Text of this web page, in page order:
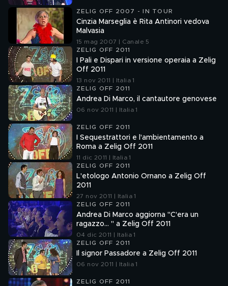
ZELIG OFF 2007 - IN TOUR
Cinzia Marseglia è Rita Antinori vedova
Malvasia
15 mag 2007 | Canale 5
ZELIG OFF 2011
I Pali e Dispari in versione operaia a Zelig
Off 2011
13 nov 2011 | Italia 1
ZELIG OFF 2011
Andrea Di Marco, il cantautore genovese
06 nov 2011 | Italia 1
ZELIG OFF 2011
I Sequestrattori e l'ambientamento a
Roma a Zelig Off 2011
11 dic 2011 | Italia 1
ZELIG OFF 2011
L'etologo Antonio Ornano a Zelig Off
2011
27 nov 2011 | Italia 1
ZELIG OFF 2011
Andrea Di Marco aggiorna "C'era un
ragazzo... " a Zelig Off 2011
04 dic 2011 | Italia 1
ZELIG OFF 2011
Il signor Passadore a Zelig Off 2011
06 nov 2011 | Italia 1
ZELIG OFF 2011